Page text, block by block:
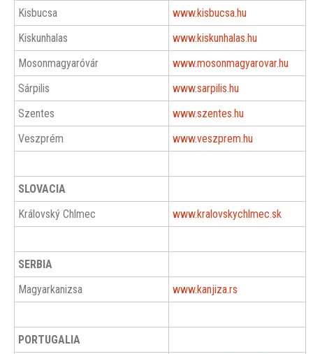
Kisbucsa
www.kisbucsa.hu
Kiskunhalas
www.kiskunhalas.hu
Mosonmagyaróvár
www.mosonmagyarovar.hu
Sárpilis
www.sarpilis.hu
Szentes
www.szentes.hu
Veszprém
www.veszprem.hu
SLOVACIA
Královský Chlmec
www.kralovskychlmec.sk
SERBIA
Magyarkanizsa
www.kanjiza.rs
PORTUGALIA